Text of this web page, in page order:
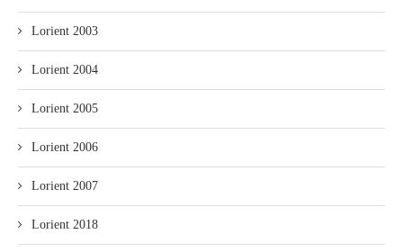
Lorient 2003
Lorient 2004
Lorient 2005
Lorient 2006
Lorient 2007
Lorient 2018